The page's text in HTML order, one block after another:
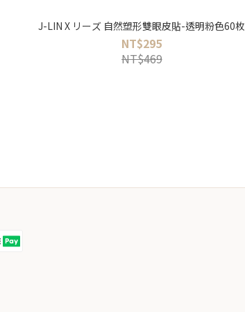
J-LIN X リーズ 自然塑形雙眼皮貼-透明粉色60枚
NT$295
NT$469